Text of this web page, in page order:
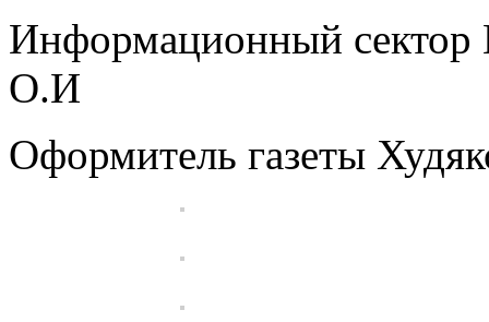
Информационный
О.И
Оформитель газеты